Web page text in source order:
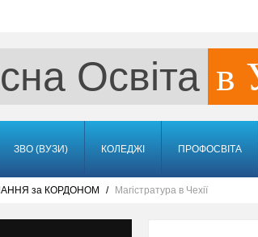
Освіта в
ЗВО (ВУЗИ) КОЛЕДЖІ ПРОФОСВІТА
за КОРДОНОМ Магістратура в Чехії